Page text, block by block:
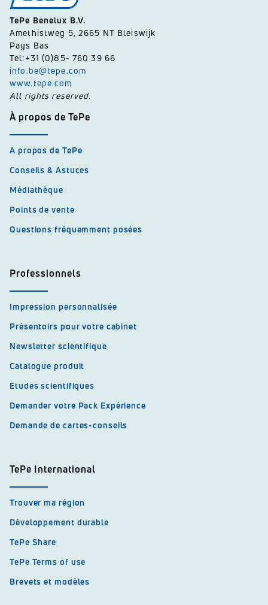
TePe Benelux B.V.
Amethistweg 5, 2665 NT Bleiswijk
Pays Bas
Tel:+31 (0)85- 760 39 66
info.be@tepe.com
www.tepe.com
All rights reserved.
À propos de TePe
A propos de TePe
Conseils & Astuces
Médiathèque
Points de vente
Questions fréquemment posées
Professionnels
Impression personnalisée
Présentoirs pour votre cabinet
Newsletter scientifique
Catalogue produit
Etudes scientifiques
Demander votre Pack Expérience
Demande de cartes-conseils
TePe International
Trouver ma région
Développement durable
TePe Share
TePe Terms of use
Brevets et modèles